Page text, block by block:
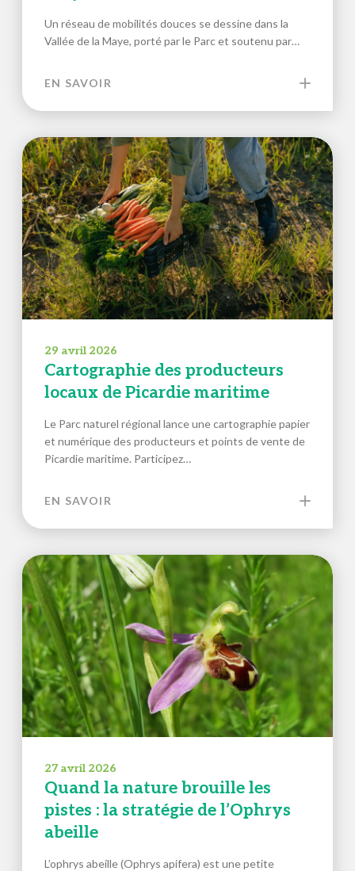
Un réseau de mobilités douces se dessine dans la
Vallée de la Maye, porté par le Parc et soutenu par…
EN SAVOIR
29 avril 2026
Cartographie des producteurs
locaux de Picardie maritime
Le Parc naturel régional lance une cartographie papier
et numérique des producteurs et points de vente de
Picardie maritime. Participez…
EN SAVOIR
27 avril 2026
Quand la nature brouille les
pistes : la stratégie de l’Ophrys
abeille
L’ophrys abeille (Ophrys apifera) est une petite